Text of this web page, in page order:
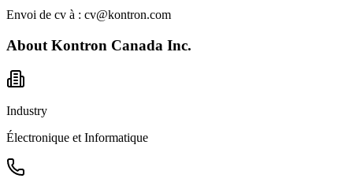
Envoi de cv à : cv@kontron.com
About Kontron Canada Inc.
Industry
Électronique et Informatique